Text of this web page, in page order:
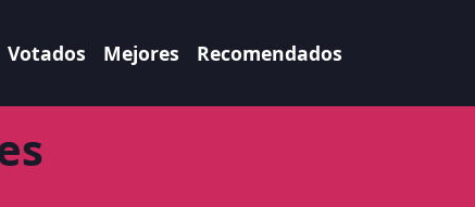
Votados Mejores Recomendados